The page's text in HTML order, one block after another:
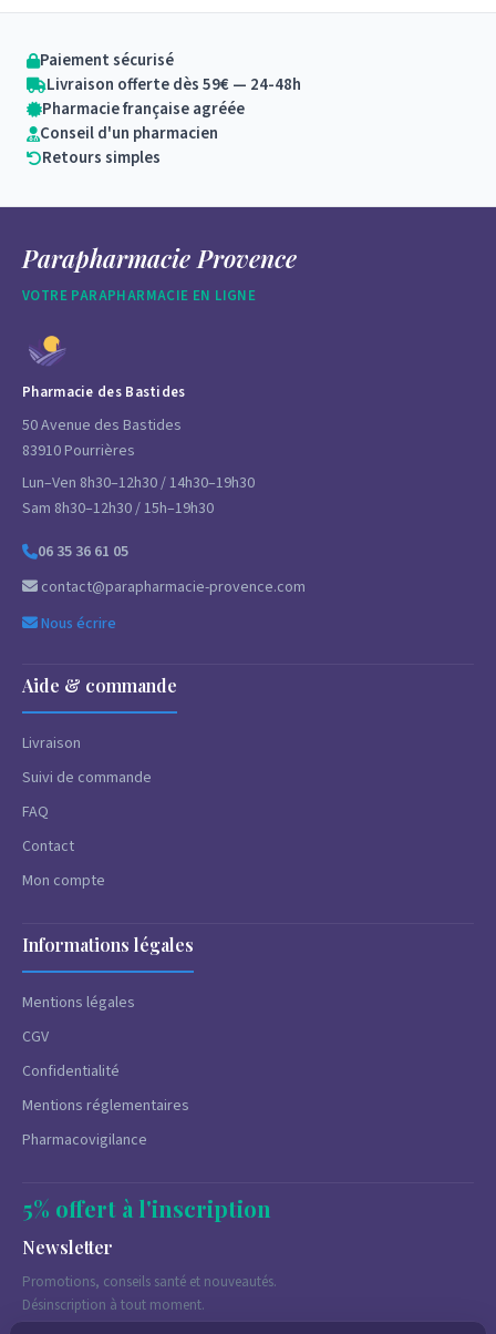
Paiement sécurisé
Livraison offerte dès 59€ — 24-48h
Pharmacie française agréée
Conseil d'un pharmacien
Retours simples
Parapharmacie Provence
VOTRE PARAPHARMACIE EN LIGNE
Pharmacie des Bastides
50 Avenue des Bastides
83910 Pourrières
Lun–Ven 8h30–12h30 / 14h30–19h30
Sam 8h30–12h30 / 15h–19h30
06 35 36 61 05
contact@parapharmacie-provence.com
Nous écrire
Aide & commande
Livraison
Suivi de commande
FAQ
Contact
Mon compte
Informations légales
Mentions légales
CGV
Confidentialité
Mentions réglementaires
Pharmacovigilance
5% offert à l'inscription
Newsletter
Promotions, conseils santé et nouveautés.
Désinscription à tout moment.